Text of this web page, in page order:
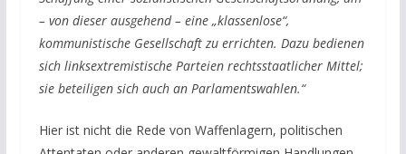
– von dieser ausgehend – eine „klassenlose“,
kommunistische Gesellschaft zu errichten. Dazu bedienen
sich linksextremistische Parteien rechtsstaatlicher Mit­tel;
sie beteiligen sich auch an Parlamentswahlen.“
Hier ist nicht die Rede von Waffenlagern, politischen